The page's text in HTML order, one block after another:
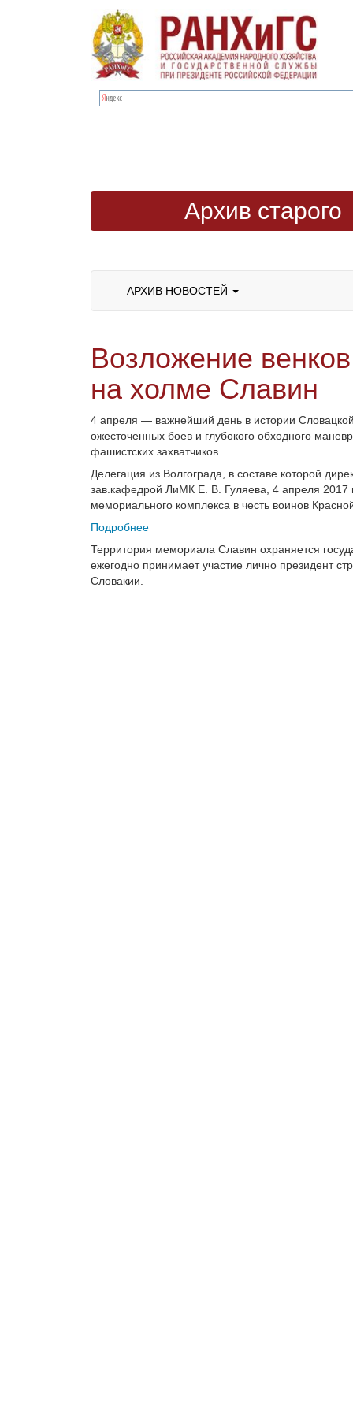
Архив старого
АРХИВ НОВОСТЕЙ
Возложение
на холме Славин
4 апреля — важнейший день в истории
ожесточенных боев и глубокого обходного
фашистских захватчиков.
Делегация из Волгограда, в составе которой
зав.кафедрой ЛиМК Е. В. Гуляева, 4 апреля 2017
мемориального комплекса в честь воинов
Подробнее
Территория мемориала Славин охраняется
ежегодно принимает участие лично президент
Словакии.